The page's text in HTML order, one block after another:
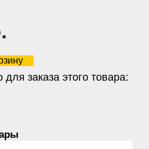
заказа этого товара: